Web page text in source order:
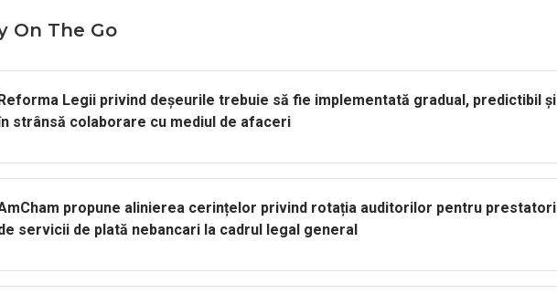
On The Go
Legii privind deșeurile trebuie să fie implementată gradual, predictibil și
strânsă colaborare cu mediul de afaceri
propune alinierea cerințelor privind rotația auditorilor pentru
servicii de plată nebancari la cadrul legal general